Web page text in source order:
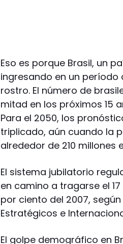
Eso es porque Brasil, un
ingresando en un
rostro. El número de
mitad en los próximos 15
Para el 2050, los
triplicado, aún cuando la
alrededor de 210 millones
El sistema jubilatorio
en camino a tragarse el
por ciento del 2007,
Estratégicos e
El golpe demográfico en